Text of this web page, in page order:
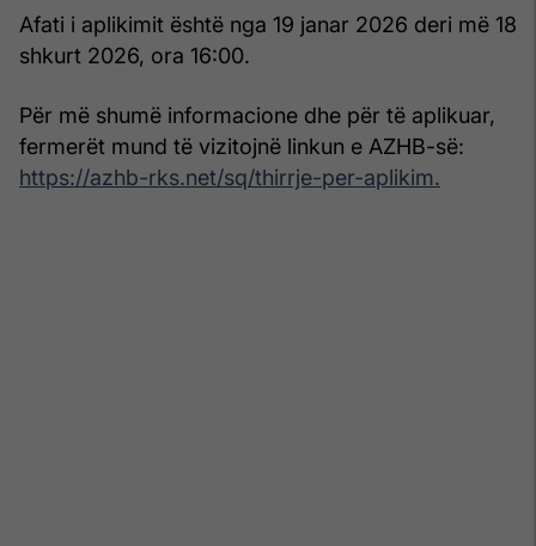
Afati i aplikimit është nga 19 janar 2026 deri më 18
shkurt 2026, ora 16:00.
Për më shumë informacione dhe për të aplikuar,
fermerët mund të vizitojnë linkun e AZHB-së:
https://azhb-rks.net/sq/thirrje-per-aplikim.